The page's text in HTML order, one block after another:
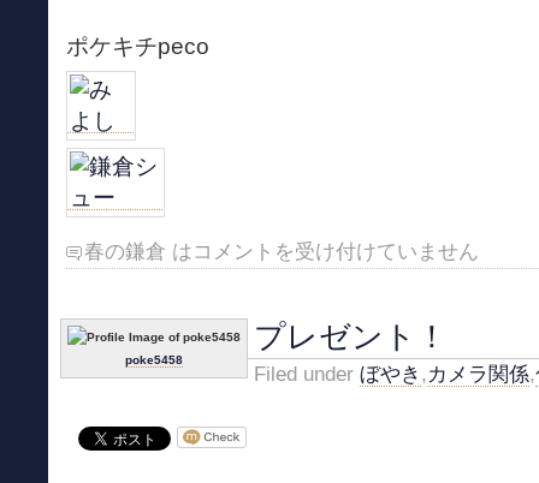
ポケキチpeco
春の鎌倉 は コメントを受け付けていません
poke5458
プレゼント！
Filed under ぼやき , カメラ関係,